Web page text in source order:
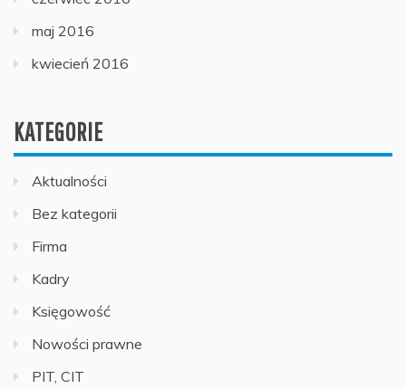
maj 2016
kwiecień 2016
KATEGORIE
Aktualności
Bez kategorii
Firma
Kadry
Księgowość
Nowości prawne
PIT, CIT